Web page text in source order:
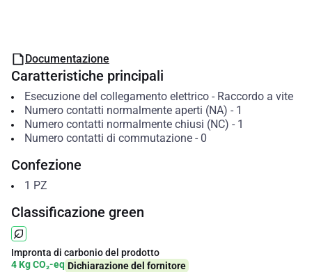
Documentazione
Caratteristiche principali
Esecuzione del collegamento elettrico- Raccordo a vite
Numero contatti normalmente aperti (NA) - 1
Numero contatti normalmente chiusi (NC) - 1
Numero contatti di commutazione- 0
Confezione
1 PZ
Classificazione green
Impronta di carbonio del prodotto
4 Kg CO₂-eq Dichiarazione del fornitore